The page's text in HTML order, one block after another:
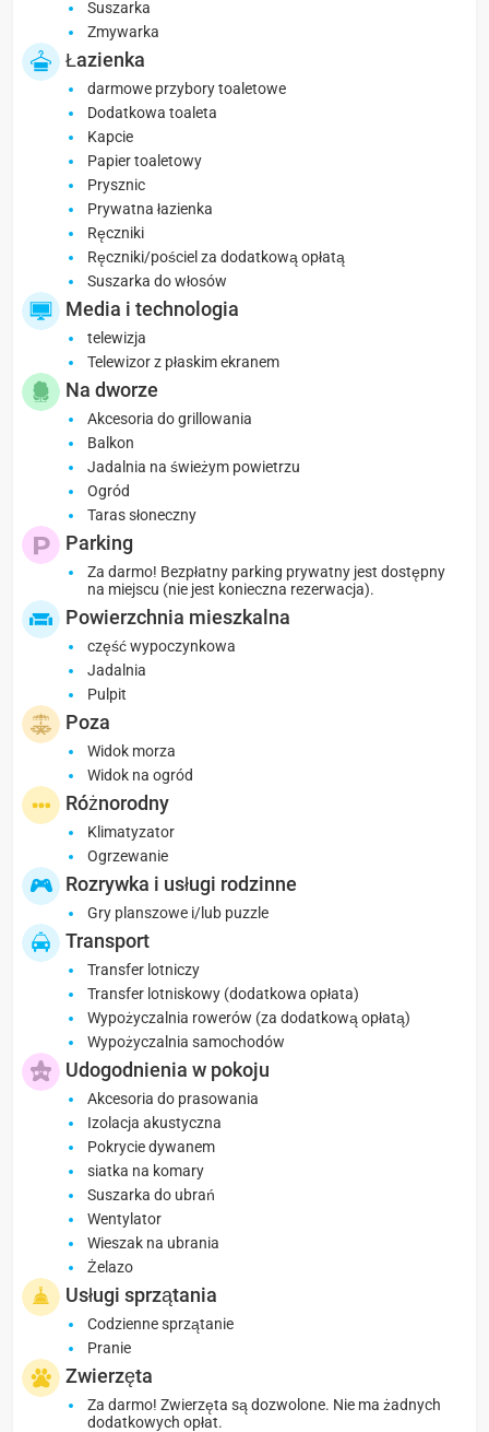
Suszarka
Zmywarka
Łazienka
darmowe przybory toaletowe
Dodatkowa toaleta
Kapcie
Papier toaletowy
Prysznic
Prywatna łazienka
Ręczniki
Ręczniki/pościel za dodatkową opłatą
Suszarka do włosów
Media i technologia
telewizja
Telewizor z płaskim ekranem
Na dworze
Akcesoria do grillowania
Balkon
Jadalnia na świeżym powietrzu
Ogród
Taras słoneczny
Parking
Za darmo! Bezpłatny parking prywatny jest dostępny
na miejscu (nie jest konieczna rezerwacja).
Powierzchnia mieszkalna
część wypoczynkowa
Jadalnia
Pulpit
Poza
Widok morza
Widok na ogród
Różnorodny
Klimatyzator
Ogrzewanie
Rozrywka i usługi rodzinne
Gry planszowe i/lub puzzle
Transport
Transfer lotniczy
Transfer lotniskowy (dodatkowa opłata)
Wypożyczalnia rowerów (za dodatkową opłatą)
Wypożyczalnia samochodów
Udogodnienia w pokoju
Akcesoria do prasowania
Izolacja akustyczna
Pokrycie dywanem
siatka na komary
Suszarka do ubrań
Wentylator
Wieszak na ubrania
Żelazo
Usługi sprzątania
Codzienne sprzątanie
Pranie
Zwierzęta
Za darmo! Zwierzęta są dozwolone. Nie ma żadnych
dodatkowych opłat.